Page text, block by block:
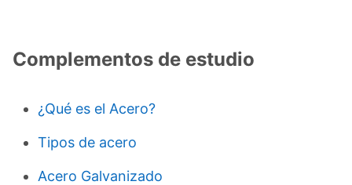
Complementos de estudio
¿Qué es el Acero?
Tipos de acero
Acero Galvanizado